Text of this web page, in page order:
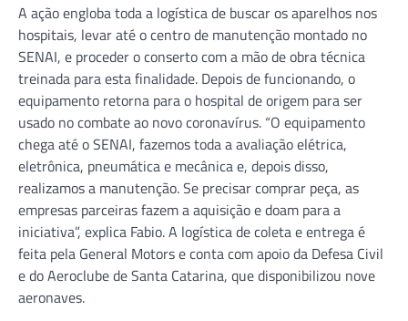
A ação engloba toda a logística de buscar os aparelhos nos
hospitais, levar até o centro de manutenção montado no
SENAI, e proceder o conserto com a mão de obra técnica
treinada para esta finalidade. Depois de funcionando, o
equipamento retorna para o hospital de origem para ser
usado no combate ao novo coronavírus. “O equipamento
chega até o SENAI, fazemos toda a avaliação elétrica,
eletrônica, pneumática e mecânica e, depois disso,
realizamos a manutenção. Se precisar comprar peça, as
empresas parceiras fazem a aquisição e doam para a
iniciativa”, explica Fabio. A logística de coleta e entrega é
feita pela General Motors e conta com apoio da Defesa Civil
e do Aeroclube de Santa Catarina, que disponibilizou nove
aeronaves.